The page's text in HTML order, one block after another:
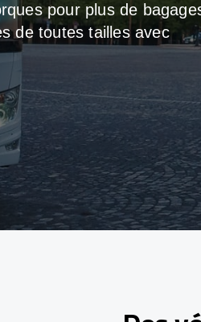
pour plus de
de toutes tailles avec